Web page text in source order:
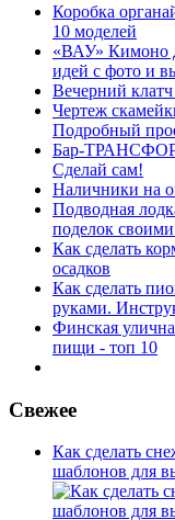
Коробка
10 моделей
«ВАУ» Кимоно
идей с фото и
Вечерний
Чертеж
Подробный
Бар-
Сделай сам!
Наличники на
Подводная
поделок
Как сделать
осадков
Как сделать
руками.
Финская
пищи - топ 10
Свежее
Как сделать
шаблонов для